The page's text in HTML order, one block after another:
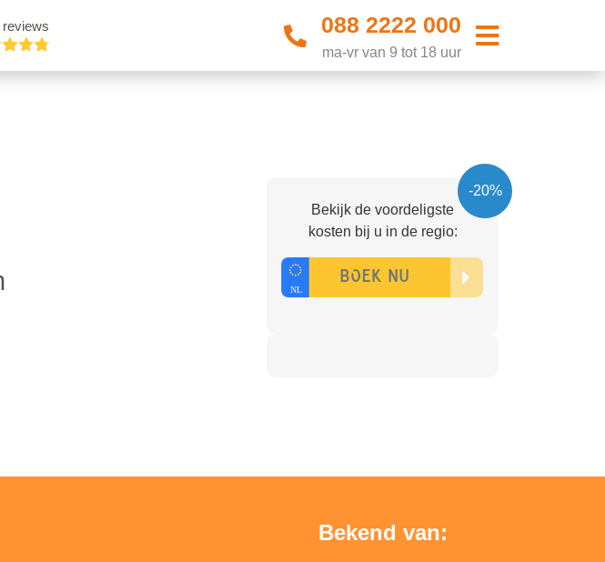
reviews 088 2222 000
ma-vr van 9 tot 18 uur
-20%
Bekijk de voordeligste
kosten bij u in de regio:
Bekend van: